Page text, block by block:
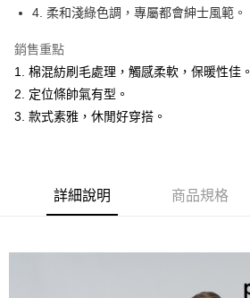
Google Pay
ATM付款
全家取貨付款
每筆NT$60，滿NT$1,200(含以上)免運費
每筆NT$60，滿NT$1,200(含以上)免運費
4. 柔和淺綠色調，專屬都會紳士風範。
銷售重點
1. 棉混紡刷毛處理，觸感柔軟，保暖性佳。
2. 定位條帥氣有型。
3. 款式素雅，休閒好穿搭。
詳細說明 商品規格